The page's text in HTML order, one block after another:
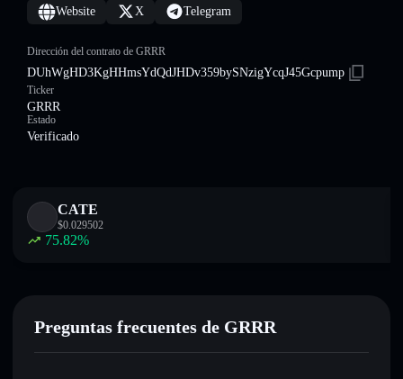
Website X Telegram
Dirección del contrato de GRRR
DUhWgHD3KgHHmsYdQdJHDv359bySNzigYcqJ45Gcpump
Ticker
GRRR
Estado
Verificado
CATE
$0.029502
75.82%
Preguntas frecuentes de GRRR